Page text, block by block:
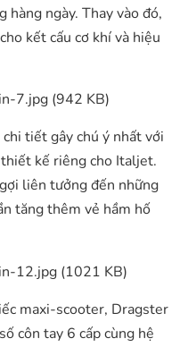
hàng ngày. Thay vào đó,
kết cấu cơ khí và hiệu
tiết gây chú ý nhất với
kế riêng cho Italjet.
liên tưởng đến những
tăng thêm vẻ hầm hố
maxi-scooter, Dragster
côn tay 6 cấp cùng hệ